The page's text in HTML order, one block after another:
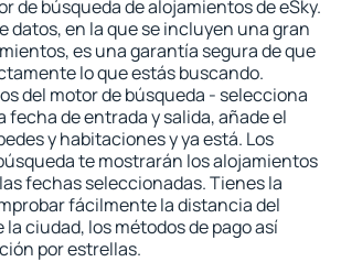
de búsqueda de alojamientos de eSky.
datos, en la que se incluyen una gran
es una garantía segura de que
lo que estás buscando.
del motor de búsqueda - selecciona
fecha de entrada y salida, añade el
y habitaciones y ya está. Los
te mostrarán los alojamientos
fechas seleccionadas. Tienes la
fácilmente la distancia del
ciudad, los métodos de pago así
por estrellas.